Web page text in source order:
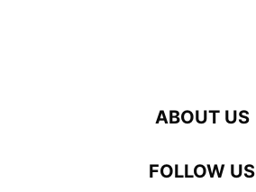
ABOUT US
FOLLOW US